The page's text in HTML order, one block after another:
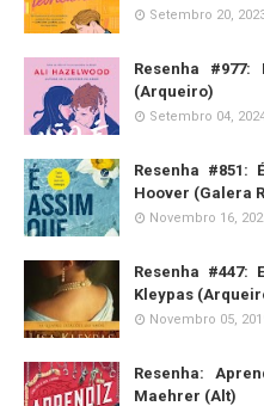
Setembro 20,
Resenha
(Arqueiro)
Setembro 04,
Resenha #851:
Hoover (Galera
Novembro 16,
Resenha #447:
Kleypas
Novembro 05,
Resenha:
Maehrer (Alt)